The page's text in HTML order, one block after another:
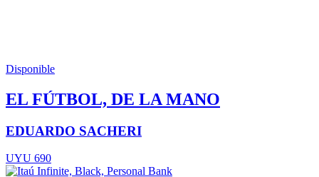
Disponible
EL FÚTBOL, DE LA MANO
EDUARDO SACHERI
UYU 690